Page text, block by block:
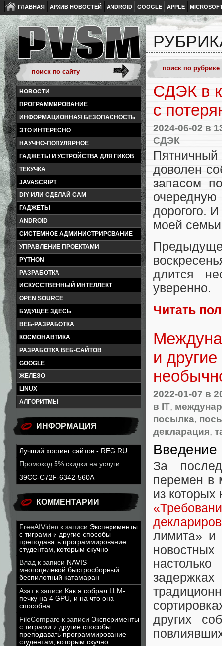
ГЛАВНАЯ АРХИВ НОВОСТЕЙ ANDROID GOOGLE APPLE
НОВОСТИ
ПРОГРАММИРОВАНИЕ
ИНФОРМАЦИОННАЯ БЕЗОПАСНОСТЬ
ЭТО ИНТЕРЕСНО
НАУЧНО-ПОПУЛЯРНОЕ
ГАДЖЕТЫ И УСТРОЙСТВА ДЛЯ ГИКОВ
ТЕКУЧКА
JAVASCRIPT
DIY ИЛИ СДЕЛАЙ САМ
ГАДЖЕТЫ
ANDROID
СИСТЕМНОЕ АДМИНИСТРИРОВАНИЕ
УПРАВЛЕНИЕ ПРОЕКТАМИ
PYTHON
РАЗРАБОТКА
ИСКУССТВЕННЫЙ ИНТЕЛЛЕКТ
OPEN SOURCE
БУДУЩЕЕ ЗДЕСЬ
ВЕБ-РАЗРАБОТКА
КОСМОНАВТИКА
РАЗРАБОТКА ВЕБ-САЙТОВ
GOOGLE
ЖЕЛЕЗО
LINUX
АЛГОРИТМЫ
ИНФОРМАЦИЯ
Лучший хостинг сайтов - REG.RU
Промокод 5% скидки на услуги
39CC-C72F-6342-560A
КОММЕНТАРИИ
FreeAIVideo к записи Эксперименты
с тиграми и другие способы
преподавать программирование
студентам, которым скучно
Влад к записи NAVIS —
многоцелевой быстросборный
беспилотный катамаран
Азатк записи Как я собрал LLM-
печку на 4 GPU, и на что она
способна
FileCompare к записи Эксперименты
с тиграми и другие способы
преподавать программирование
студентам, которым скучно
СДЭК в
с
2024-06-02 в
СДЭК
доволен
запасом
очередную
дорогого.
моей
длится
уверенно.
Читать
и
2022-01-07 в
в IT,
посылка,
декларация,
Введение
За
перемен в
из
лимита» и
других